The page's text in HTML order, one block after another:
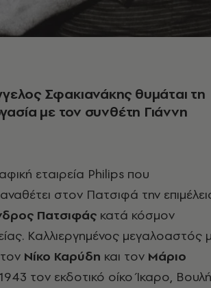
Σφακιανάκης θυμάται τη
με τον συνθέτη Γιάννη
εταιρεία Philips που
στον Πατσιφά την
Πατσιφάς κατά κόσμον
Καλλιεργημένος μεγαλοαστός
Νίκο Καρύδη και τον Μάριο
τον εκδοτικό οίκο Ίκαρο,